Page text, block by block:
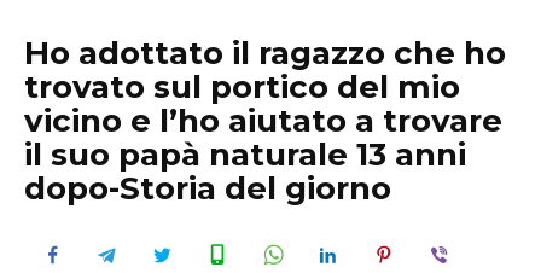
Ho adottato il ragazzo che ho
trovato sul portico del mio
vicino e l’ho aiutato a trovare
il suo papà naturale 13 anni
dopo-Storia del giorno